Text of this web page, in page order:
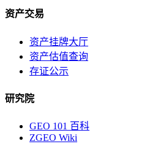
资产交易
资产挂牌大厅
资产估值查询
存证公示
研究院
GEO 101 百科
ZGEO Wiki